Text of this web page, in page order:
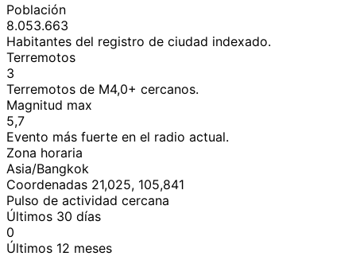
Población
8.053.663
Habitantes del registro de ciudad indexado.
Terremotos
3
Terremotos de M4,0+ cercanos.
Magnitud max
5,7
Evento más fuerte en el radio actual.
Zona horaria
Asia/Bangkok
Coordenadas 21,025, 105,841
Pulso de actividad cercana
Últimos 30 días
0
Últimos 12 meses